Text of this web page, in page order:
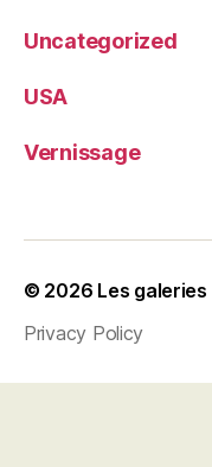
Uncategorized
USA
Vernissage
© 2026 Les
Privacy Policy